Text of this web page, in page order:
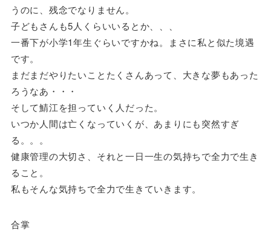
うのに、残念でなりません。
子どもさんも5人くらいいるとか、、、
一番下が小学1年生ぐらいですかね。まさに私と似た境遇
です。
まだまだやりたいことたくさんあって、大きな夢もあった
ろうなあ・・・
そして鯖江を担っていく人だった。
いつか人間は亡くなっていくが、あまりにも突然すぎ
る。。。
健康管理の大切さ、それと一日一生の気持ちで全力で生き
ること。
私もそんな気持ちで全力で生きていきます。
合掌